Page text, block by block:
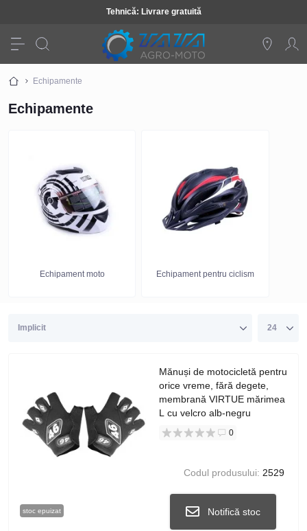
Tehnică: Livrare gratuită
Echipamente
Echipamente
Echipament moto Echipament pentru ciclism
stoc epuizat
Mănuși de motocicletă pentru
orice vreme, fără degete,
membrană VIRTUE mărimea
L cu velcro alb-negru
0
Codul produsului: 2529
Notifică stoc